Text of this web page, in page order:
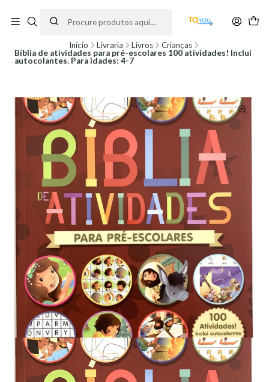
partir do dia 11 de Agosto, às 10H.
Início Livraria Livros
Crianças
Bíblia de atividades para pré-escolares 100 atividades! Inclui
autocolantes. Para idades: 4-7